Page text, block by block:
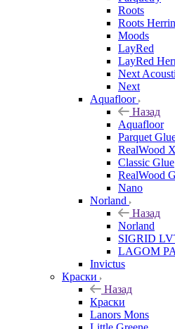
Roots
Roots
Moods
LayRed
LayRed
Next
Next
Aquafloor
Назад
Aquafloor
Parquet
RealWood
Classic Glue
RealWood
Nano
Norland
Назад
Norland
SIGRID
LAGOM
Invictus
Краски
Назад
Краски
Lanors Mons